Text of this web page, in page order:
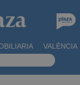
VALÈNCIA